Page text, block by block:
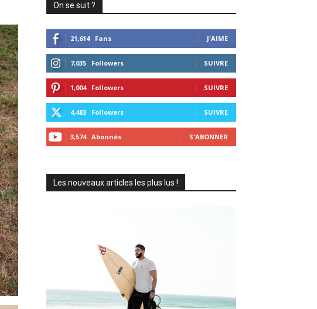
On se suit ?
21,614 Fans J'AIME
7,035 Followers SUIVRE
1,004 Followers SUIVRE
4,483 Followers SUIVRE
3,574 Abonnés S'ABONNER
Les nouveaux articles les plus lus !